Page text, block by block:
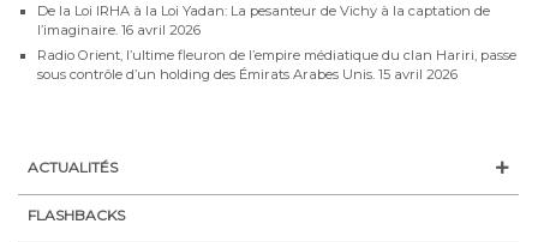
De la Loi IRHA à la Loi Yadan: La pesanteur de Vichy à la captation de
l’imaginaire. 16 avril 2026
Radio Orient, l’ultime fleuron de l’empire médiatique du clan Hariri, passe
sous contrôle d’un holding des Émirats Arabes Unis. 15 avril 2026
ACTUALITÉS
FLASHBACKS